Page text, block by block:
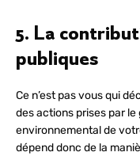
5. La
publiques
Ce n’est pas vous qui
des actions prises par
environnemental de
dépend donc de la